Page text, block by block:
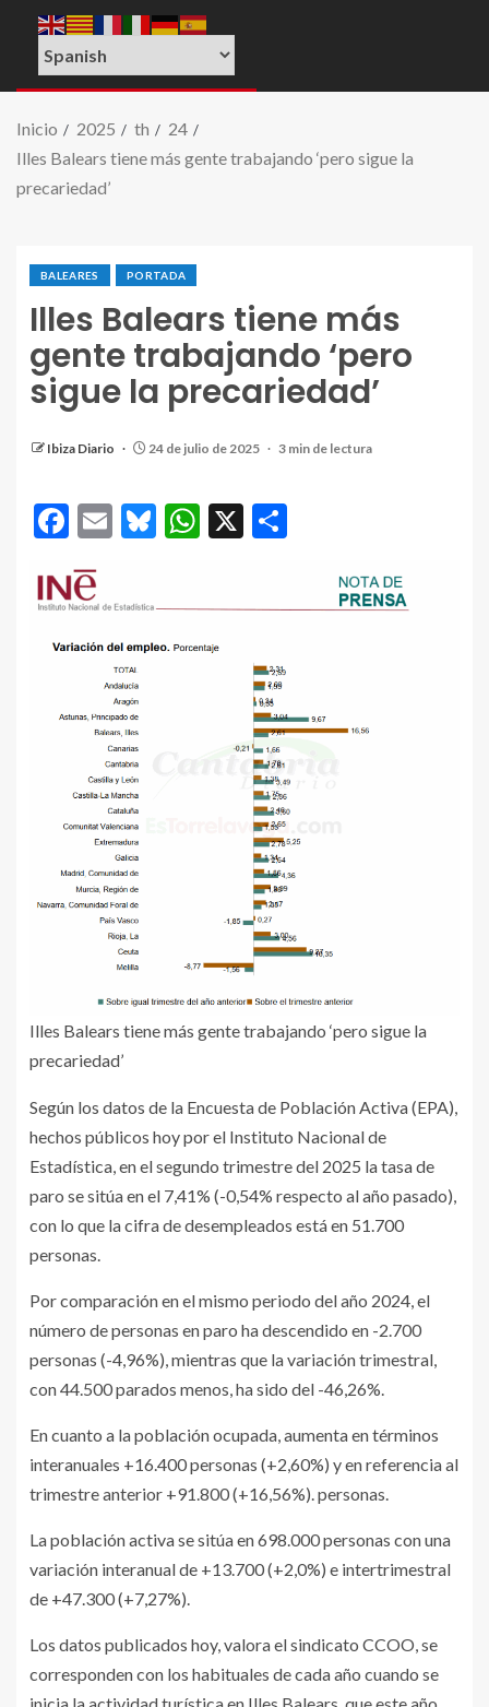
Inicio 2025 th
24
Illes Balears tiene más gente trabajando ‘pero sigue la
precariedad’
BALEARES PORTADA
Illes Balears tiene más
gente trabajando ‘pero
sigue la precariedad’
Ibiza Diario 24 de julio de 2025 3 min de lectura
Facebook
EmailBluesky
WhatsApp
X
Illes Balears tiene más gente trabajando ‘pero sigue la
precariedad’
Según los datos de la Encuesta de Población Activa (EPA),
hechos públicos hoy por el Instituto Nacional de
Estadística, en el segundo trimestre del 2025 la tasa de
paro se sitúa en el 7,41% (-0,54% respecto al año pasado),
con lo que la cifra de desempleados está en 51.700
personas.
Por comparación en el mismo periodo del año 2024, el
número de personas en paro ha descendido en -2.700
personas (-4,96%), mientras que la variación trimestral,
con 44.500 parados menos, ha sido del -46,26%.
En cuanto a la población ocupada, aumenta en términos
interanuales +16.400 personas (+2,60%) y en referencia al
trimestre anterior +91.800 (+16,56%). personas.
La población activa se sitúa en 698.000 personas con una
variación interanual de +13.700 (+2,0%) e intertrimestral
de +47.300 (+7,27%).
Los datos publicados hoy, valora el sindicato CCOO, se
corresponden con los habituales de cada año cuando se